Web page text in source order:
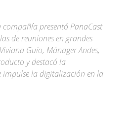
compañía presentó PanaCast
de reuniones en grandes
Guío, Mánager Andes,
y destacó la
impulse la digitalización en la